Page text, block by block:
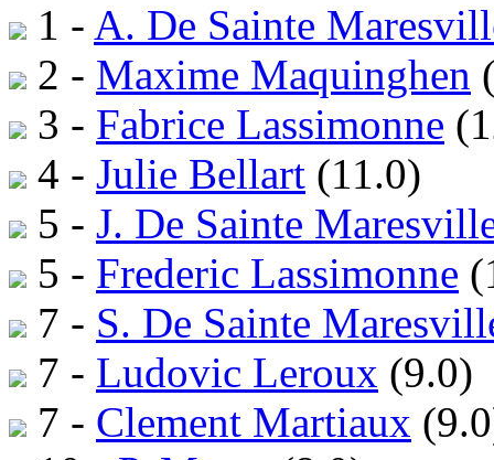
1 - A. De Sainte
2 - Maxime Maquinghen
3 - Fabrice Lassimonne
4 - Julie Bellart (11.0)
5 - J. De Sainte
5 - Frederic Lassimonne
7 - S. De Sainte
7 - Ludovic Leroux (9.0)
7 - Clement Martiaux